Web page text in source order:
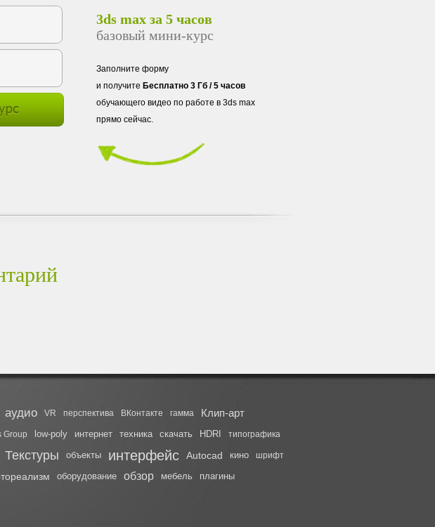
3ds max за 5 часов
базовый мини-курс
Заполните форму
и получите Бесплатно 3 Гб / 5 часов
обучающего видео по работе в 3ds max
прямо сейчас.
аудио VR перспектива ВКонтакте гамма Клип-арт
Group low-poly интернет техника скачать HDRI типографика
Текстуры объекты интерфейс Autocad кино шрифт
оборудование обзор мебель плагины